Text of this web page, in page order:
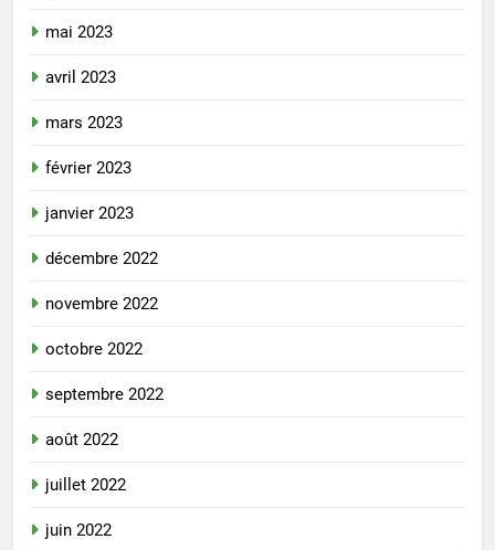
mai 2023
avril 2023
mars 2023
février 2023
janvier 2023
décembre 2022
novembre 2022
octobre 2022
septembre 2022
août 2022
juillet 2022
juin 2022